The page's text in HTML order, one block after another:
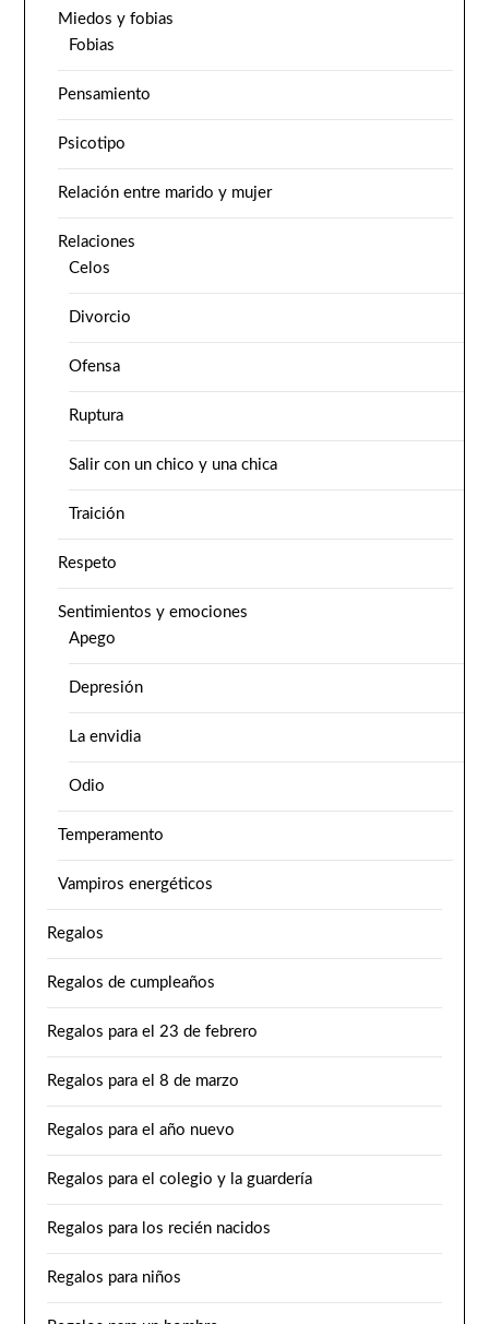
Miedos y fobias
Fobias
Pensamiento
Psicotipo
Relación entre marido y mujer
Relaciones
Celos
Divorcio
Ofensa
Ruptura
Salir con un chico y una chica
Traición
Respeto
Sentimientos y emociones
Apego
Depresión
La envidia
Odio
Temperamento
Vampiros energéticos
Regalos
Regalos de cumpleaños
Regalos para el 23 de febrero
Regalos para el 8 de marzo
Regalos para el año nuevo
Regalos para el colegio y la guardería
Regalos para los recién nacidos
Regalos para niños